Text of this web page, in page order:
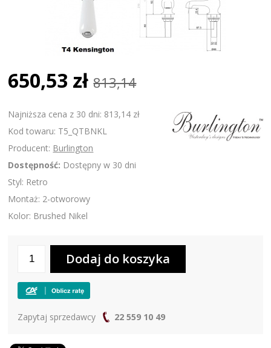
650,53 zł 813,14
Najniższa cena z 30 dni: 813,14 zł
Kod towaru: T5_QTBNKL
Producent: Burlington
Dostępność: Dostępny w 30 dni
Styl: Retro
Montaż: 2-otworowy
Kolor: Brushed Nikel
Zapytaj sprzedawcy 22 559 10 49